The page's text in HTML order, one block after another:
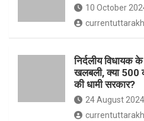
10 October
निर्दलीय विधायक
खलबली, क्‍या 500
की धामी सरकार?
24 August 2024